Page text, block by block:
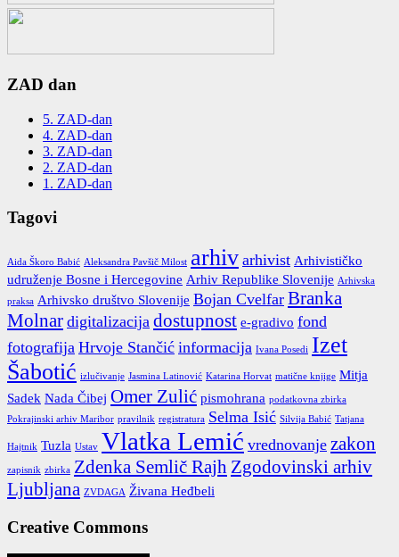
ZAD dan
5. ZAD-dan
4. ZAD-dan
3. ZAD-dan
2. ZAD-dan
1. ZAD-dan
Tagovi
Aida Škoro Babić Aleksandra Pavšič Milost arhiv arhivist Arhivističko
udruženje Bosne i Hercegovine Arhiv Republike Slovenije Arhivska
praksa Arhivsko društvo Slovenije Bojan Cvelfar Branka
Molnar digitalizacija dostupnost e-gradivo fond
fotografija Hrvoje Stančić informacija Ivana Posedi Izet
Šabotić izlučivanje Jasmina Latinović Katarina Horvat matične knjige Mitja
Sadek Nada Čibej Omer Zulić pismohrana podatkovna zbirka
Pokrajinski arhiv Maribor pravilnik registratura Selma Isić Silvija Babić Tatjana
Hajtnik Tuzla Ustav Vlatka Lemić vrednovanje zakon
zapisnik zbirka Zdenka Semlič Rajh Zgodovinski arhiv
Ljubljana ZVDAGA Živana Heđbeli
Creative Commons